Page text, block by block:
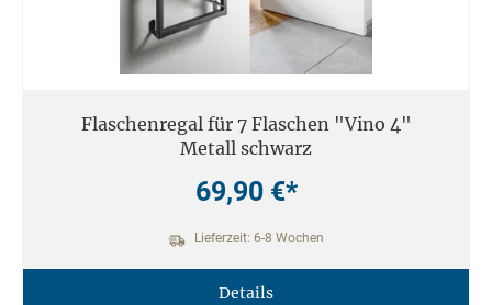
Flaschenregal für 7 Flaschen "Vino 4"
Metall schwarz
69,90 €*
Lieferzeit: 6-8 Wochen
Details